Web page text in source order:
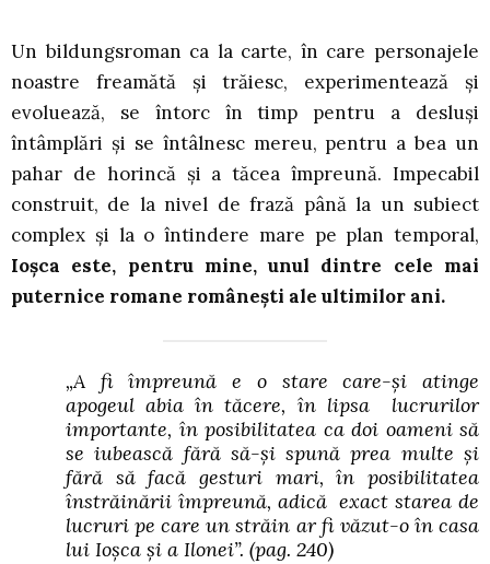
Un bildungsroman ca la carte, în care personajele
noastre freamătă și trăiesc, experimentează și
evoluează, se întorc în timp pentru a desluși
întâmplări și se întâlnesc mereu, pentru a bea un
pahar de horincă și a tăcea împreună. Impecabil
construit, de la nivel de frază până la un subiect
complex și la o întindere mare pe plan temporal,
Ioșca este, pentru mine, unul dintre cele mai
puternice romane românești ale ultimilor ani.
„A fi împreună e o stare care-și atinge
apogeul abia în tăcere, în lipsa lucrurilor
importante, în posibilitatea ca doi oameni să
se iubească fără să-și spună prea multe și
fără să facă gesturi mari, în posibilitatea
înstrăinării împreună, adică exact starea de
lucruri pe care un străin ar fi văzut-o în casa
lui Ioșca și a Ilonei”. (pag. 240)